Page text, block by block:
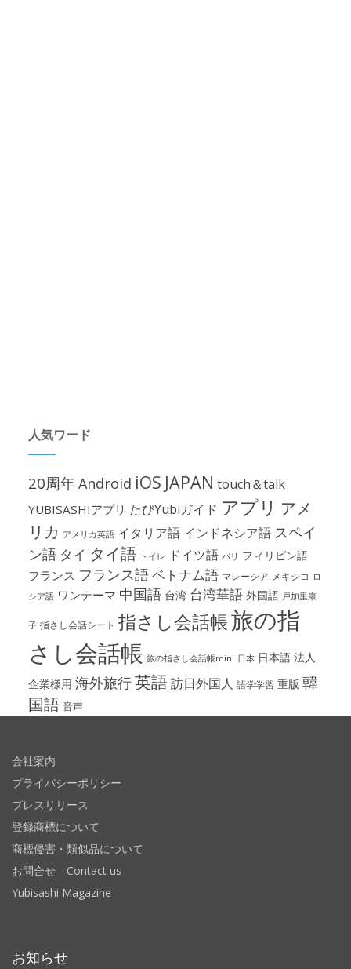
人気ワード
20周年Android iOS JAPAN touch＆talk
YUBISASHIアプリ たびYubiガイド アプリ アメ
リカ アメリカ英語 イタリア語 インドネシア語 スペイ
ン語 タイ タイ語 トイレ ドイツ語 パリ フィリピン語
フランス フランス語ベトナム語 マレーシア メキシコ ロ
シア語 ワンテーマ 中国語 台湾 台湾華語 外国語 戸加里康
子 指さし会話シート 指さし会話帳旅の指
さし会話帳 旅の指さし会話帳mini 日本 日本語 法人
企業様用 海外旅行英語訪日外国人 語学学習 重版 韓
国語 音声
会社案内
プライバシーポリシー
プレスリリース
登録商標について
商標侵害・類似品について
お問合せ Contact us
Yubisashi Magazine
お知らせ